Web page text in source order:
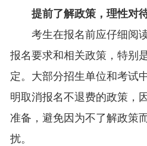
提前了解政策，理性对
考生在报名前应仔细阅
报名要求和相关政策，特别
定。大部分招生单位和考试
明取消报名不退费的政策，
准备，避免因为不了解政策
扰。